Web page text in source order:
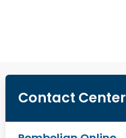
Contact Center